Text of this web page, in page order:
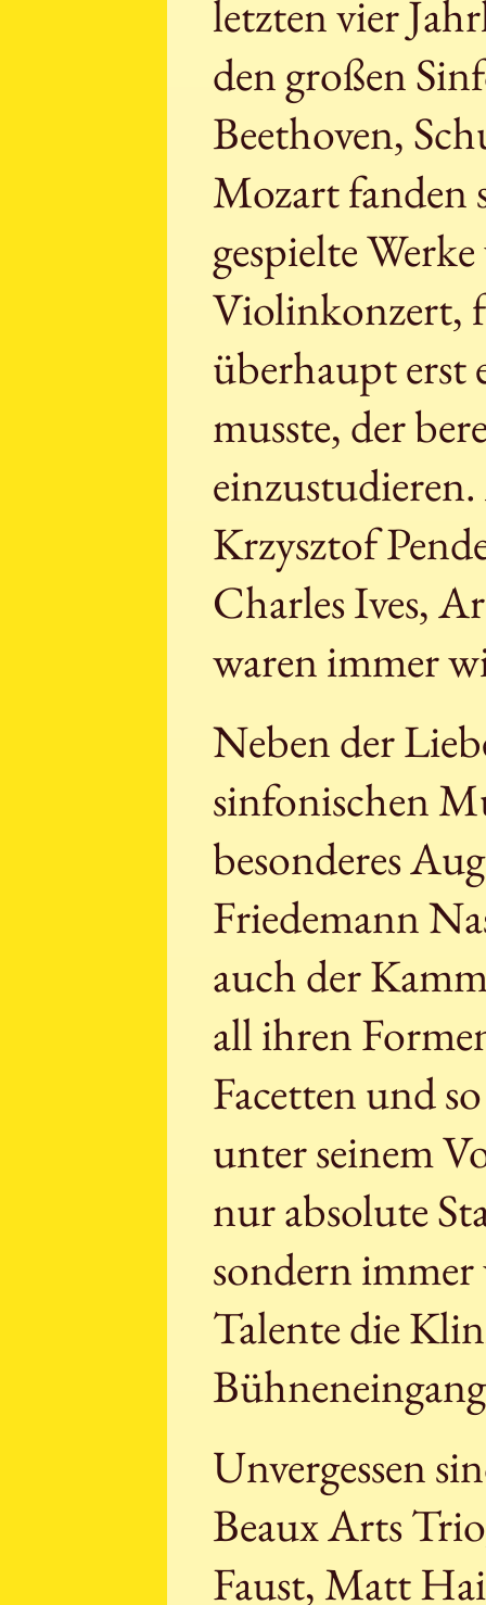
letzten vier
den großen
Beethoven,
Mozart fanden
gespielte
Violinkonzert,
überhaupt erst
musste, der
Krzysztof
Charles Ives,
waren immer
Neben der
sinfonischen
besonderes
Friedemann
auch der
all ihren
Facetten und
unter seinem
nur absolute
sondern
Talente die
Unvergessen
Beaux Arts
Faust, Matt